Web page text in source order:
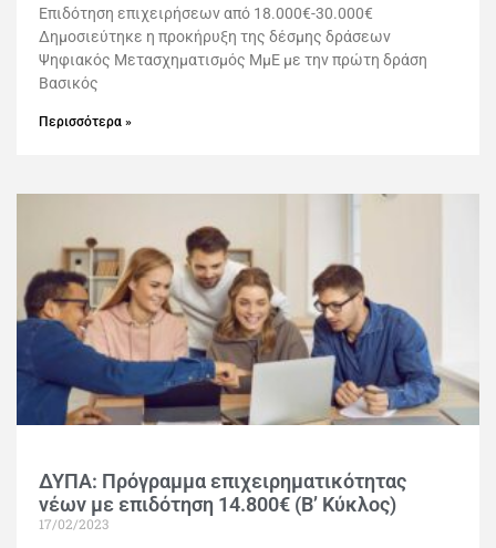
Επιδότηση επιχειρήσεων από 18.000€-30.000€
Δημοσιεύτηκε η προκήρυξη της δέσμης δράσεων
Ψηφιακός Μετασχηματισμός ΜμΕ με την πρώτη δράση
Βασικός
Περισσότερα »
ΔΥΠΑ: Πρόγραμμα επιχειρηματικότητας
νέων με επιδότηση 14.800€ (Β’ Κύκλος)
17/02/2023